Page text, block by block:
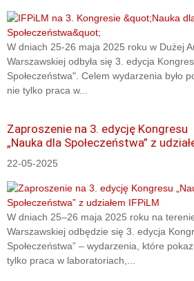
W dniach 25-26 maja 2025 roku w Dużej
Warszawskiej odbyła się 3. edycja
Społeczeństwa". Celem wydarzenia było
nie tylko praca w...
Zaproszenie na 3. edycję Kongresu
„Nauka dla Społeczeństwa” z
22-05-2025
W dniach 25–26 maja 2025 roku na
Warszawskiej odbędzie się 3. edycja
Społeczeństwa” – wydarzenia, które
tylko praca w laboratoriach,...